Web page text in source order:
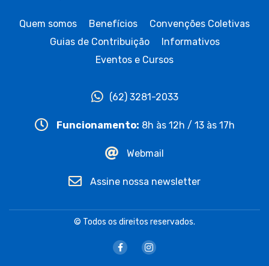
Quem somos Benefícios
Convenções Coletivas
Guias de Contribuição
Informativos
Eventos e Cursos
(62) 3281-2033
Funcionamento: 8h às 12h / 13 às 17h
Webmail
Assine nossa newsletter
© Todos os direitos reservados.